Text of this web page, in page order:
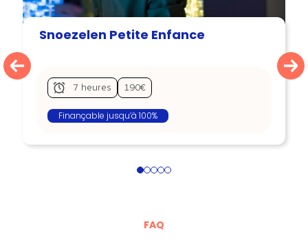
Snoezelen Petite Enfance
7 heures 190€
Finançable jusqu’à 100%
12345
FAQ